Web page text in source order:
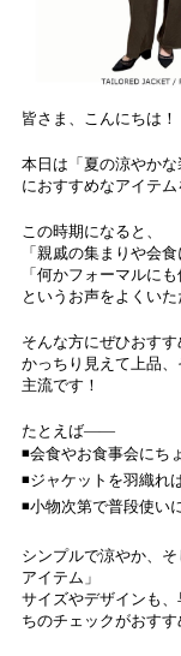
皆さま、こんにちは！
本日は「夏の涼やか
におすすめなアイテム
この時期になると、
「親戚の集まりや会
「何かフォーマルに
というお声をよくいた
そんな方にぜひおす
かっちり見えて上品
主流です！
たとえば――
◾️会食やお食事会にち
◾️ジャケットを羽織れ
◾️小物次第で普段使い
シンプルで涼やか、
アイテム」
サイズやデザインも
ちのチェックがおすす